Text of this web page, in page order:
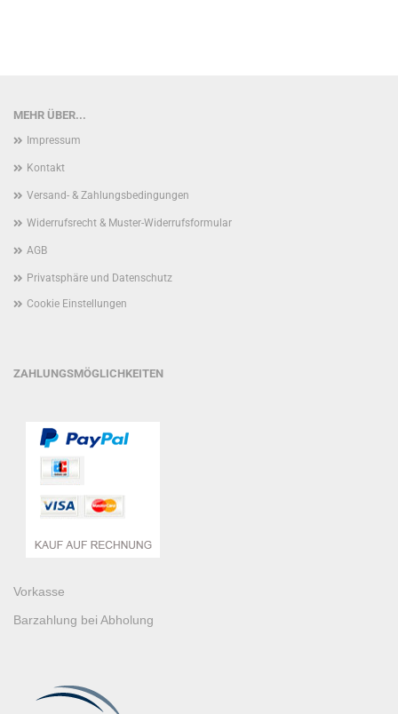
MEHR ÜBER...
Impressum
Kontakt
Versand- & Zahlungsbedingungen
Widerrufsrecht & Muster-Widerrufsformular
AGB
Privatsphäre und Datenschutz
Cookie Einstellungen
ZAHLUNGSMÖGLICHKEITEN
Vorkasse
Barzahlung bei Abholung